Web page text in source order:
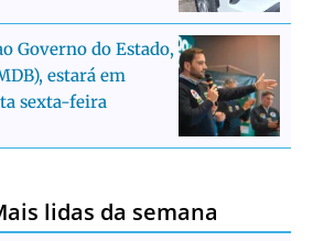
Governo do Estado,
estará em
sexta-feira
lidas da semana